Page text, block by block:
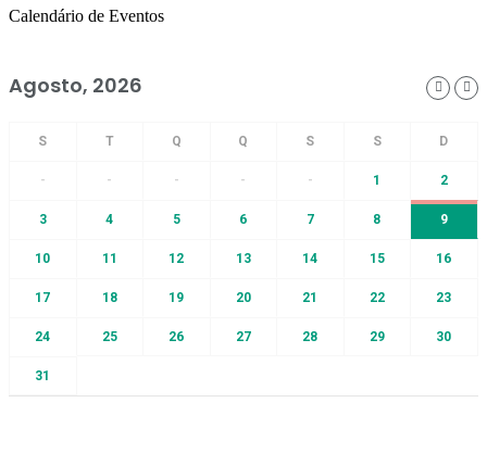
Calendário de Eventos
Agosto, 2026
- - - - - 1 2
3 4 5 6 7 8 9
10 11 12 13 14 15 16
17 18 19 20 21 22 23
24 25 26 27 28 29 30
31